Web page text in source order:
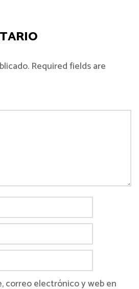
Required fields are
correo electrónico y web en